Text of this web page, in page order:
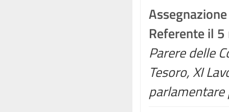
Assegnazione
Referente il
Parere delle
Tesoro, XI